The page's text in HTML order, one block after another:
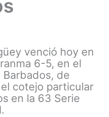
venció hoy en
6-5, en el
de
cotejo particular
en la 63 Serie